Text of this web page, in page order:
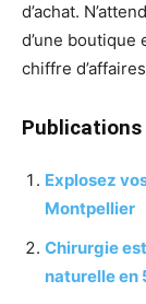
d’achat.
d’une
chiffre
Explosez
Montpellier
Chirurgie
naturelle en